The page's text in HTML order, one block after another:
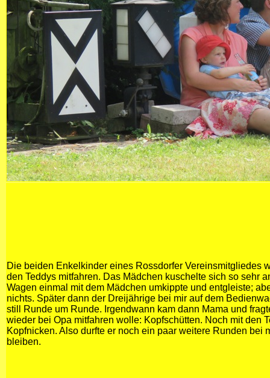
Die beiden Enkelkinder eines Rossdorfer Vereinsmitgliedes
den Teddys mitfahren. Das Mädchen kuschelte sich so sehr
Wagen einmal mit dem Mädchen umkippte und entgleiste;
nichts. Später dann der Dreijährige bei mir auf dem
still Runde um Runde. Irgendwann kam dann Mama und
wieder bei Opa mitfahren wolle: Kopfschütten. Noch mit den
Kopfnicken. Also durfte er noch ein paar weitere Runden bei
bleiben.